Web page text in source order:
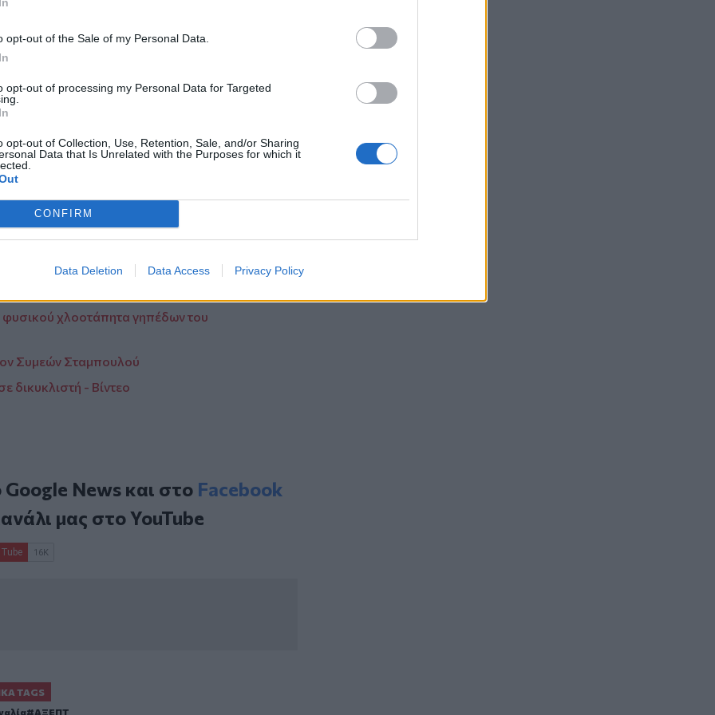
opt-out of the Sale of my Personal Data.
opt-out of processing my Personal Data for Targeted
opt-out of Collection, Use, Retention, Sale, and/or Sharing
Data that Is Unrelated with the Purposes for which it
CONFIRM
Data Deletion Data Access Privacy Policy
στο σχολείο. Τα αποτελέσματα του
του εκπαιδευτικού υλικού στο
Πιο συγκεκριμένα, εστίασαν στον
κάθε χώρας θα αξιοποιηθούν
εργαλείων.
και τη δομή των μαθημάτων MOOC
σε επόμενη φάση του έργου.
στη σημασία της διάχυσης των
ενημερωτικού υλικού για την
τους εταίρους για την
και τον ενεργό τους ρόλο στην
το Πανεπιστήμιο NOVA και τις
Λισαβόνα της Πορτογαλίας.
χλοοτάπητα γηπέδων του
Συμεών Σταμπουλού
δικυκλιστή - Βίντεο
Google Newsκαι στο Facebook
μας στοYouTube
TAGS
ΑΞΕΠΤ
Τροχαίο ατύχημα το πρωί στην Πάρνηθα